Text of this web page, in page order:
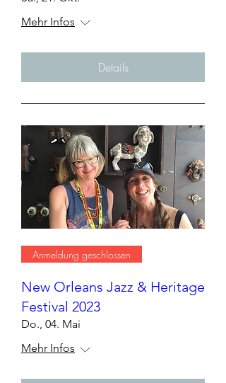
Mehr Infos
Details
Anmeldung geschlossen
New Orleans Jazz & Heritage
Festival 2023
Do., 04. Mai
Mehr Infos